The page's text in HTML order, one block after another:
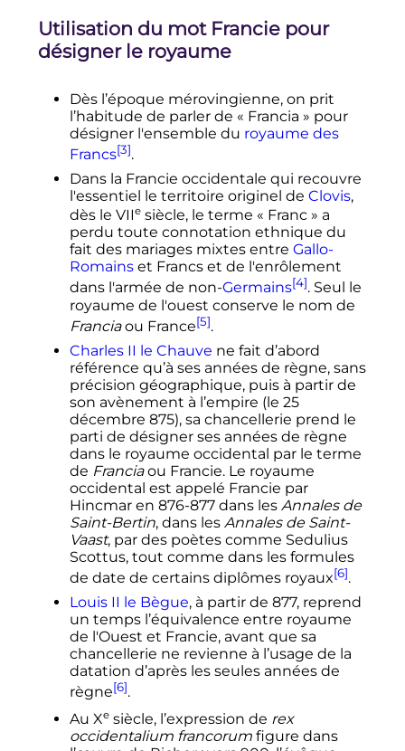
Utilisation du mot Francie pour
désigner le royaume
Dès l’époque mérovingienne, on prit
l’habitude de parler de « Francia » pour
désigner l'ensemble du royaume des
Francs[3].
Dans la Francie occidentale qui recouvre
l'essentiel le territoire originel de Clovis,
dès le VIIe siècle, le terme « Franc » a
perdu toute connotation ethnique du
fait des mariages mixtes entre Gallo-
Romainset Francs et de l'enrôlement
dans l'armée de non-Germains[4]. Seul le
royaume de l'ouest conserve le nom de
Franciaou France[5].
Charles II le Chauve ne fait d’abord
référence qu’à ses années de règne, sans
précision géographique, puis à partir de
son avènement à l’empire (le 25
décembre 875), sa chancellerie prend le
parti de désigner ses années de règne
dans le royaume occidental par le terme
de Franciaou Francie. Le royaume
occidental est appelé Francie par
Hincmar en 876-877 dans les Annales de
Saint-Bertin, dans les Annales de Saint-
Vaast, par des poètes comme Sedulius
Scottus, tout comme dans les formules
de date de certains diplômes royaux[6].
Louis II le Bègue, à partir de 877, reprend
un temps l’équivalence entre royaume
de l'Ouest et Francie, avant que sa
chancellerie ne revienne à l’usage de la
datation d’après les seules années de
règne[6].
Au Xe siècle, l’expression de rex
occidentalium francorumfigure dans